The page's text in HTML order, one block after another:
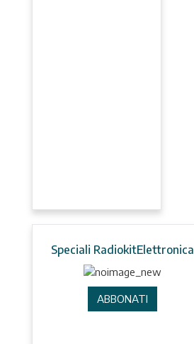
Speciali RadiokitElettronica
ABBONATI